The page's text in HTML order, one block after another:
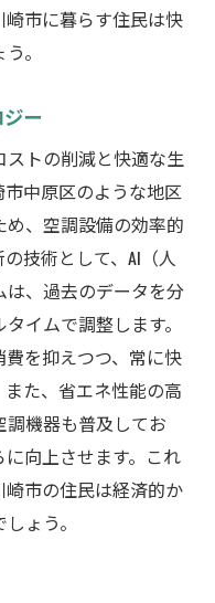
市に暮らす住民は快
。
ー
トの削減と快適な生
中原区のような地区
、空調設備の効率的
技術として、AI（人
、過去のデータを分
イムで調整します。
を抑えつつ、常に快
た、省エネ性能の高
機器も普及してお
向上させます。これ
市の住民は経済的か
ょう。